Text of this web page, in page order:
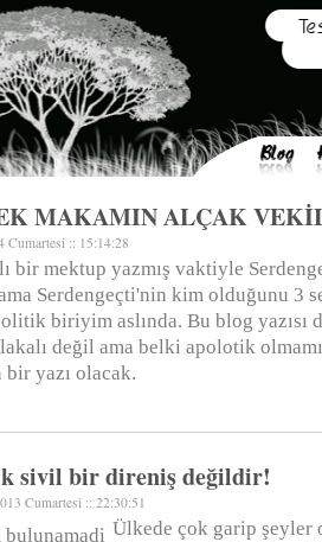
MAKAMIN ALÇAK
Cumartesi :: 15:14:28
bir mektup yazmış vaktiyle
Serdengeçti'nin kim olduğunu 3
biriyim aslında. Bu blog yazısı
değil ama belki apolotik
bir yazı olacak.
sivil bir direniş değildir!
Cumartesi :: 22:30:51
Ülkede çok garip şeyler